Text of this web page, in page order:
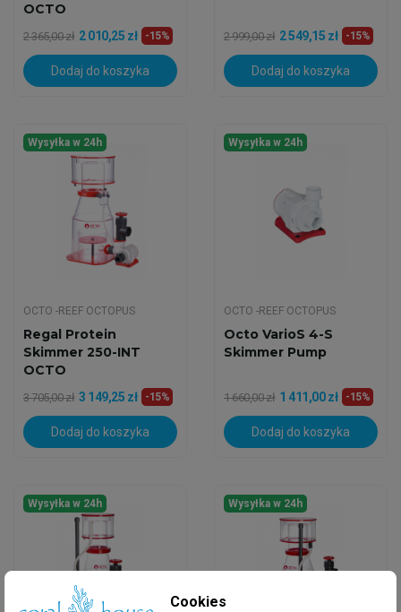
OCTO
2 365,00 zł 2 010,25 zł -15%
Dodaj do koszyka
2 999,00 zł 2 549,15 zł -15%
Dodaj do koszyka
Wysyłka w 24h
OCTO -REEF OCTOPUS
Regal Protein
Skimmer 250-INT
OCTO
3 705,00 zł 3 149,25 zł -15%
Dodaj do koszyka
Wysyłka w 24h
OCTO -REEF OCTOPUS
Octo VarioS 4-S
Skimmer Pump
1 660,00 zł 1 411,00 zł -15%
Dodaj do koszyka
Wysyłka w 24h Wysyłka w 24h
Cookies